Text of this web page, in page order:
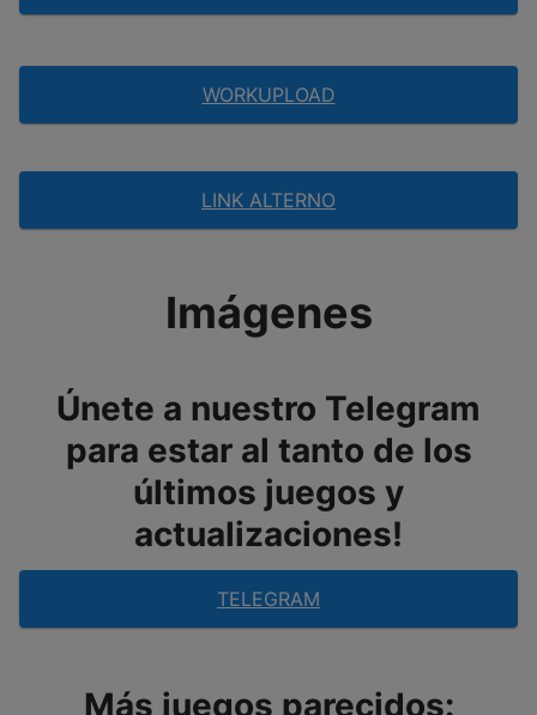
WORKUPLOAD
LINK ALTERNO
Imágenes
Únete a nuestro Telegram
para estar al tanto de los
últimos juegos y
actualizaciones!
TELEGRAM
Más juegos parecidos: